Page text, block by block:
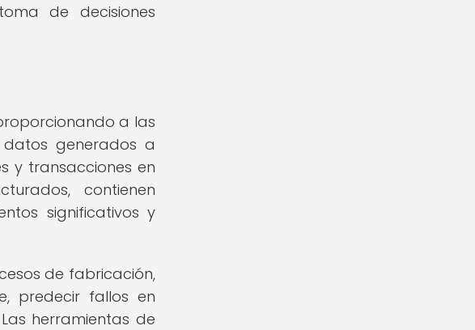
de decisiones
a las
generados a
y transacciones en
contienen
significativos y
de fabricación,
predecir fallos en
herramientas de